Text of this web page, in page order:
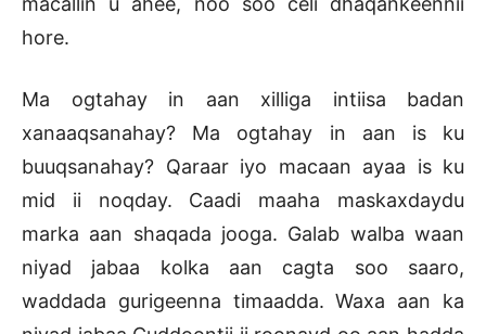
hore.
Ma ogtahay in aan xilliga intiisa badan
xanaaqsanahay? Ma ogtahay in aan is ku
buuqsanahay? Qaraar iyo macaan ayaa is ku
mid ii noqday. Caadi maaha maskaxdaydu
marka aan shaqada jooga. Galab walba waan
niyad jabaa kolka aan cagta soo saaro,
waddada gurigeenna timaadda. Waxa aan ka